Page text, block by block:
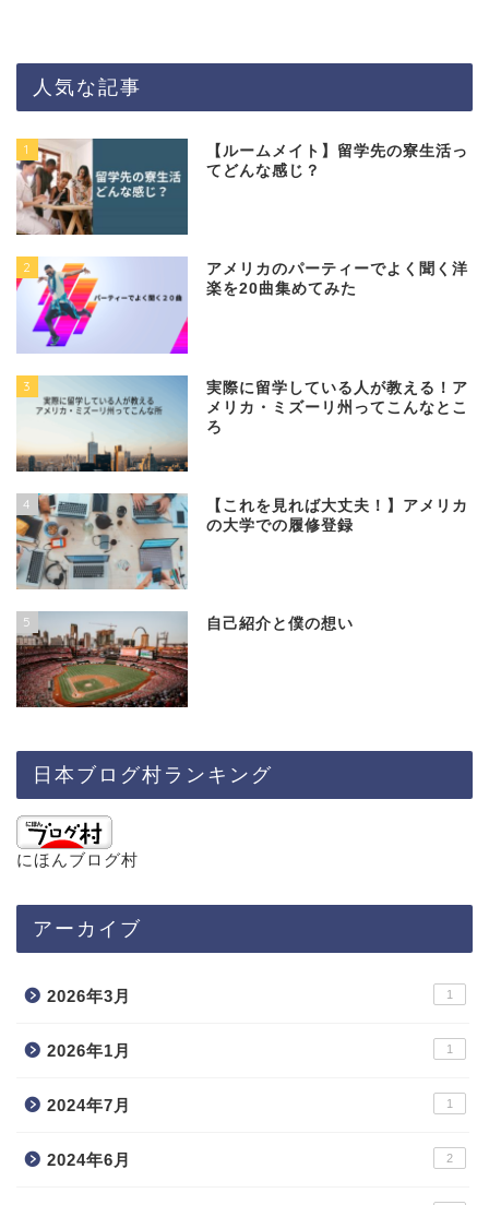
人気な記事
1
【ルームメイト】留学先の寮生活っ
てどんな感じ？
2
アメリカのパーティーでよく聞く洋
楽を20曲集めてみた
3
実際に留学している人が教える！ア
メリカ・ミズーリ州ってこんなとこ
ろ
4
【これを見れば大丈夫！】アメリカ
の大学での履修登録
5 自己紹介と僕の想い
日本ブログ村ランキング
にほんブログ村
アーカイブ
2026年3月 1
2026年1月 1
2024年7月 1
2024年6月 2